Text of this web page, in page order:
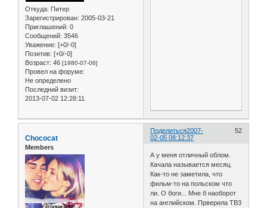
Откуда: Питер
Зарегистрирован: 2005-03-21
Приглашений: 0
Сообщений: 3546
Уважение: [+0/-0]
Позитив: [+0/-0]
Возраст: 46 [1980-07-06]
Провел на форуме:
Не определено
Последний визит:
2013-07-02 12:28:11
Поделиться 52
2007-
02-05 08:12:37
Chococat
Members
А у меня отличный облом.
Качала называется месяц.
Как-то не заметила, что
фильм-то на польском что
ли. О боги... Мне б наоборот
на английском. Прверила ТВ3